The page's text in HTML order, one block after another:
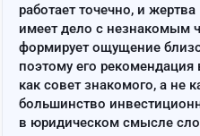
работает точечно, и
имеет дело с незнакомым
формирует ощущение
поэтому его рекомендация
как совет знакомого, а не
большинство
в юридическом смысле